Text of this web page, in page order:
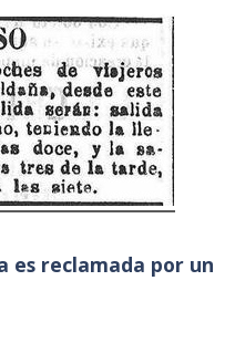
es reclamada por un